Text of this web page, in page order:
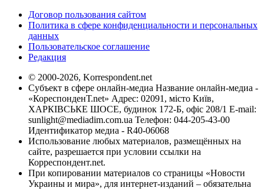
Договор пользования сайтом
Политика в сфере конфиденциальности и персональных
данных
Пользовательское соглашение
Редакция
© 2000-2026, Korrespondent.net
Субъект в сфере онлайн-медиа Название онлайн-медиа -
«КореспонденТ.net» Адрес: 02091, місто Київ,
ХАРКІВСЬКЕ ШОСЕ, будинок 172-Б, офіс 208/1 E-mail:
sunlight@mediadim.com.ua Телефон: 044-205-43-00
Идентификатор медиа - R40-06068
Использование любых материалов, размещённых на
сайте, разрешается при условии ссылки на
Корреспондент.net.
При копировании материалов со страницы «Новости
Украины и мира», для интернет-изданий – обязательна